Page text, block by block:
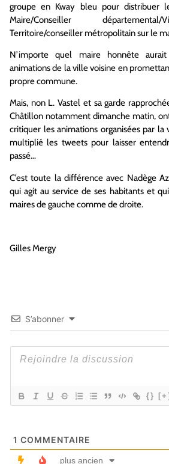
groupe en Kway bleu pour distribuer
Maire/Conseiller
Territoire/conseiller métropolitain sur le
N’importe quel maire honnête
animations de la ville voisine en
propre commune.
Mais, non L. Vastel et sa garde
Châtillon notamment dimanche matin,
critiquer les animations organisées par
multiplié les tweets pour laisser
passé…
C’est toute la différence avec Nadège
qui agit au service de ses habitants et
maires de gauche comme de droite.
Gilles Mergy
S’abonner
{} [+]
1 COMMENTAIRE
plus ancien